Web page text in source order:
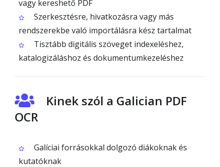
vagy kereshető PDF
Szerkesztésre, hivatkozásra vagy más
rendszerekbe való importálásra kész tartalmat
Tisztább digitális szöveget indexeléshez,
katalogizáláshoz és dokumentumkezeléshez
Kinek szól a Galician PDF
OCR
Galíciai forrásokkal dolgozó diákoknak és
kutatóknak